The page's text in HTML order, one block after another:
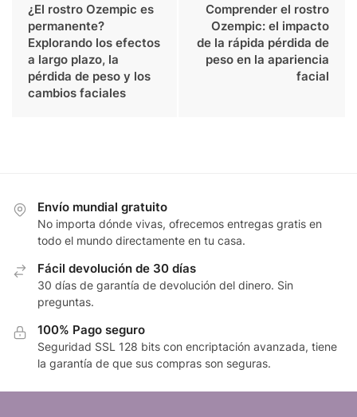
¿El rostro Ozempic es
permanente?
Explorando los efectos
a largo plazo, la
pérdida de peso y los
cambios faciales
Comprender el rostro
Ozempic: el impacto
de la rápida pérdida de
peso en la apariencia
facial
Envío mundial gratuito
No importa dónde vivas, ofrecemos entregas gratis en
todo el mundo directamente en tu casa.
Fácil devolución de 30 días
30 días de garantía de devolución del dinero. Sin
preguntas.
100% Pago seguro
Seguridad SSL 128 bits con encriptación avanzada, tiene
la garantía de que sus compras son seguras.